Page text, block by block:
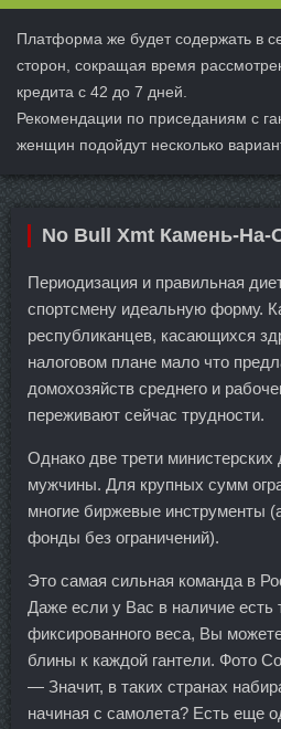
Платформа же будет содержать в
сторон, сокращая время
кредита с 42 до 7 дней.
Рекомендации по приседаниям с
женщин подойдут несколько
No Bull Xmt Камень-На-
Периодизация и правильная
спортсмену идеальную форму.
республиканцев, касающихся
налоговом плане мало что
домохозяйств среднего и
переживают сейчас трудности.
Однако две трети
мужчины. Для крупных сумм
многие биржевые инструменты
фонды без ограничений).
Это самая сильная команда в
Даже если у Вас в наличие есть
фиксированного веса, Вы
блины к каждой гантели. Фото
— Значит, в таких странах
начиная с самолета? Есть еще